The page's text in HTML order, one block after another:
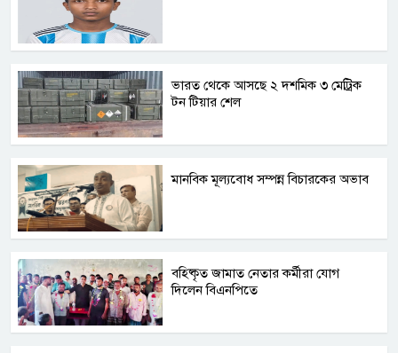
ভারত থেকে আসছে ২ দশমিক ৩ মেট্রিক
টন টিয়ার শেল
মানবিক মূল্যবোধ সম্পন্ন বিচারকের অভাব
বহিষ্কৃত জামাত নেতার কর্মীরা যোগ
দিলেন বিএনপিতে